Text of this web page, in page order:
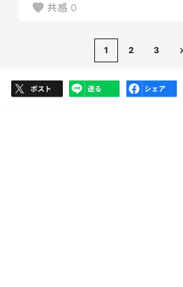
共感 0
1 2 3